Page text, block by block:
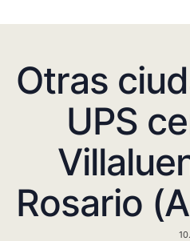
Otras
UPS
Rosario